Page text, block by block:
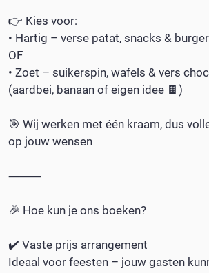
👉 Kies voor:
• Hartig – verse patat, snacks &
OF
• Zoet – suikerspin, wafels & vers
(aardbei, banaan of eigen idee 🍫)
🎯 Wij werken met één kraam, dus
op jouw wensen
⸻
🎉 Hoe kun je ons boeken?
✔️ Vaste prijs arrangement
Ideaal voor feesten – jouw gasten